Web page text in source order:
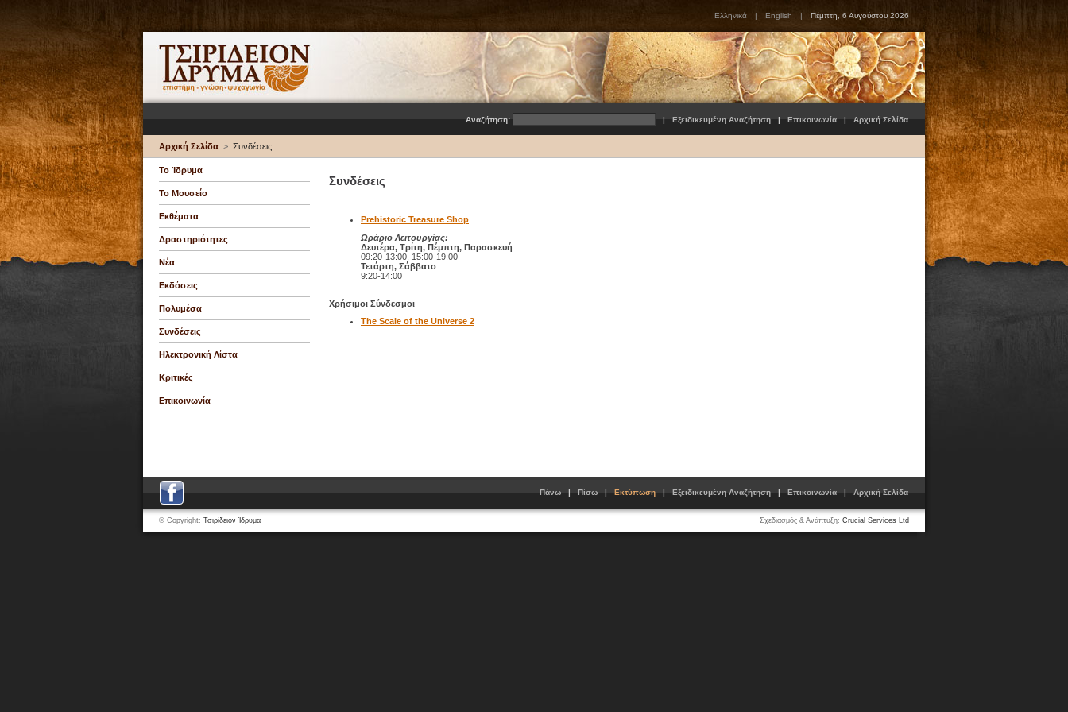
Ελληνικά | English | Πέμπτη, 6 Αυγούστου 2026
Αναζήτηση: | Εξειδικευμένη Αναζήτηση | Επικοινωνία | Αρχική Σελίδα
Αρχική Σελίδα > Συνδέσεις
Το Ίδρυμα
Το Μουσείο
Εκθέματα
Δραστηριότητες
Νέα
Εκδόσεις
Πολυμέσα
Συνδέσεις
Ηλεκτρονική Λίστα
Κριτικές
Επικοινωνία
Συνδέσεις
Prehistoric Treasure Shop
Ωράριο Λειτουργίας:
Δευτέρα, Τρίτη, Πέμπτη, Παρασκευή
09:20-13:00, 15:00-19:00
Τετάρτη, Σάββατο
9:20-14:00
Χρήσιμοι Σύνδεσμοι
The Scale of the Universe 2
Πάνω | Πίσω | Εκτύπωση | Εξειδικευμένη Αναζήτηση | Επικοινωνία | Αρχική Σελίδα
© Copyright: Τσιρίδειον Ίδρυμα Σχεδιασμός & Ανάπτυξη: Crucial Services Ltd